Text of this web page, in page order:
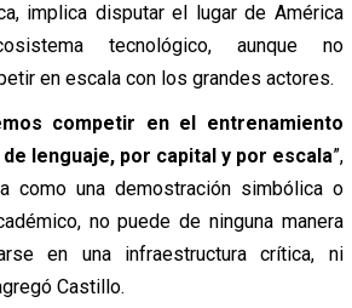
implica disputar el lugar de América
tecnológico, aunque no
en escala con los grandes actores.
competir en el entrenamiento
lenguaje, por capital y por escala”,
como una demostración simbólica o
no puede de ninguna manera
en una infraestructura crítica, ni
Castillo.